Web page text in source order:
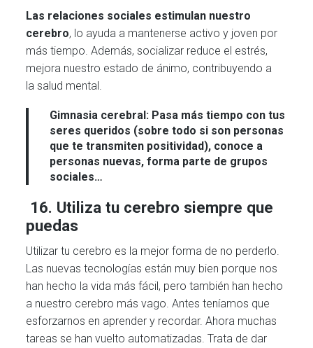
Las relaciones sociales estimulan nuestro
cerebro, lo ayuda a mantenerse activo y joven por
más tiempo. Además, socializar reduce el estrés,
mejora nuestro estado de ánimo, contribuyendo a
la salud mental.
Gimnasia cerebral: Pasa más tiempo con tus
seres queridos (sobre todo si son personas
que te transmiten positividad), conoce a
personas nuevas, forma parte de grupos
sociales…
16. Utiliza tu cerebro siempre que
puedas
Utilizar tu cerebro es la mejor forma de no perderlo.
Las nuevas tecnologías están muy bien porque nos
han hecho la vida más fácil, pero también han hecho
a nuestro cerebro más vago. Antes teníamos que
esforzarnos en aprender y recordar. Ahora muchas
tareas se han vuelto automatizadas. Trata de dar